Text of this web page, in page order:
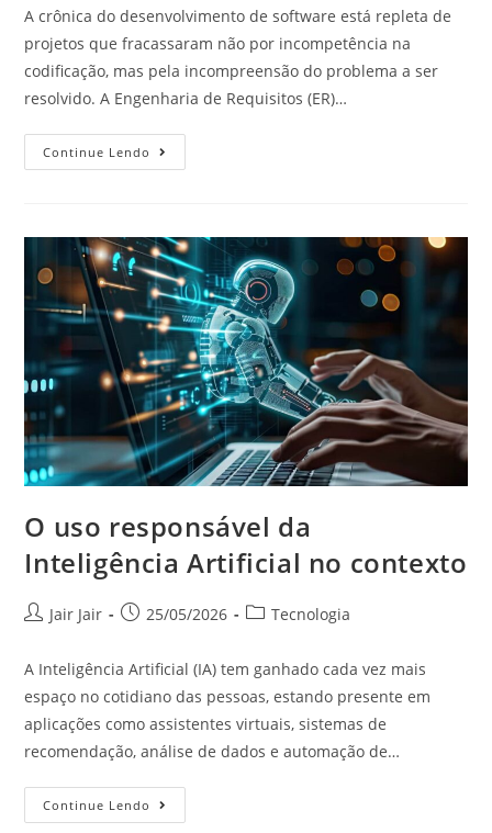
A crônica do desenvolvimento de software está repleta de
projetos que fracassaram não por incompetência na
codificação, mas pela incompreensão do problema a ser
resolvido. A Engenharia de Requisitos (ER)…
Continue Lendo
O uso responsável da
Inteligência Artificial no contexto
Jair Jair 25/05/2026 Tecnologia
A Inteligência Artificial (IA) tem ganhado cada vez mais
espaço no cotidiano das pessoas, estando presente em
aplicações como assistentes virtuais, sistemas de
recomendação, análise de dados e automação de…
Continue Lendo